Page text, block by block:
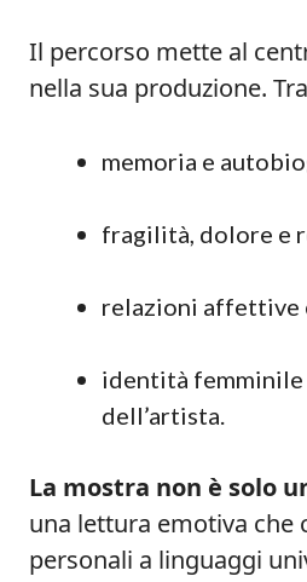
Il percorso mette al
nella sua produzione.
memoria e
fragilità, dolore e
relazioni affettive
identità
dell’artista.
La mostra non è solo
una lettura emotiva che
personali a linguaggi